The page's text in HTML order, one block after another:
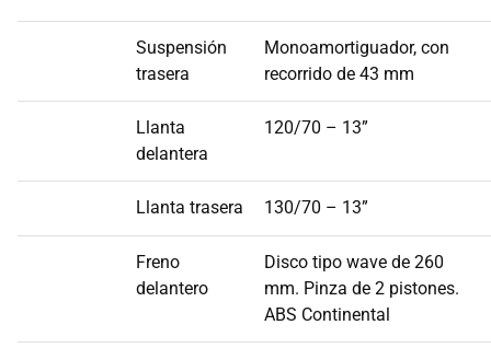
Suspensión
trasera
Monoamortiguador, con
recorrido de 43 mm
Llanta
delantera
120/70 – 13”
Llanta trasera 130/70 – 13”
Freno
delantero
Disco tipo wave de 260
mm. Pinza de 2 pistones.
ABS Continental